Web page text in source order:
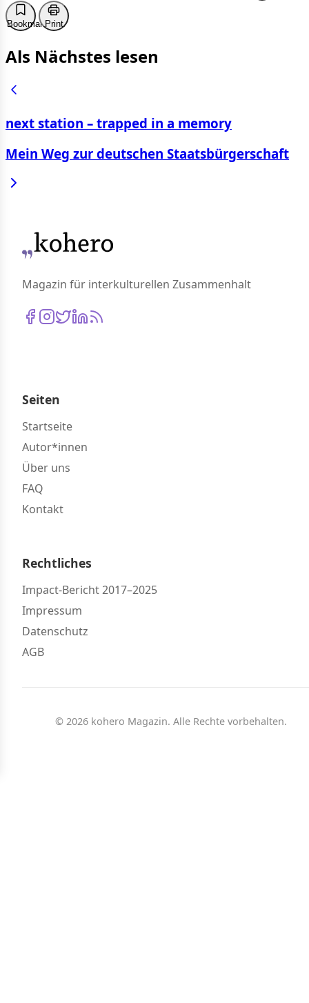
BookmarkPrint
Als Nächstes lesen
next station – trapped in a memory
Mein Weg zur deutschen Staatsbürgerschaft
Magazin für interkulturellen Zusammenhalt
Seiten
Startseite
Autor*innen
Über uns
FAQ
Kontakt
Rechtliches
Impact-Bericht 2017–2025
Impressum
Datenschutz
AGB
© 2026 kohero Magazin. Alle Rechte vorbehalten.